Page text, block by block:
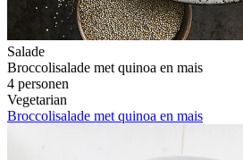
Salade
Broccolisalade met quinoa en mais
4 personen
Vegetarian
Broccolisalade met quinoa en mais